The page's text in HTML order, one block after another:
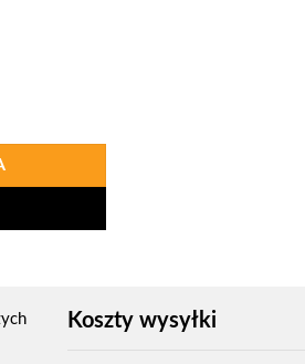
Koszty wysyłki